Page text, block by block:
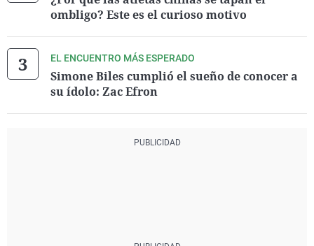
ombligo? Este es el curioso motivo
EL ENCUENTRO MÁS ESPERADO
Simone Biles cumplió el sueño de conocer a
su ídolo: Zac Efron